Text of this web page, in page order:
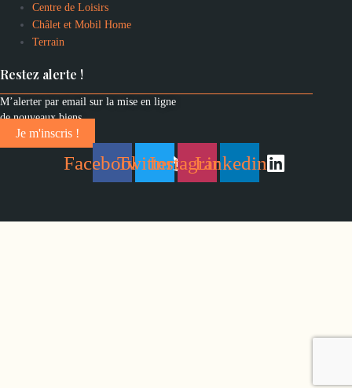
Centre de Loisirs
Châlet et Mobil Home
Terrain
Restez alerte !
M’alerter par email sur la mise en ligne
de nouveaux biens
Je m'inscris !
FacebookTwitterInstagramLinkedin